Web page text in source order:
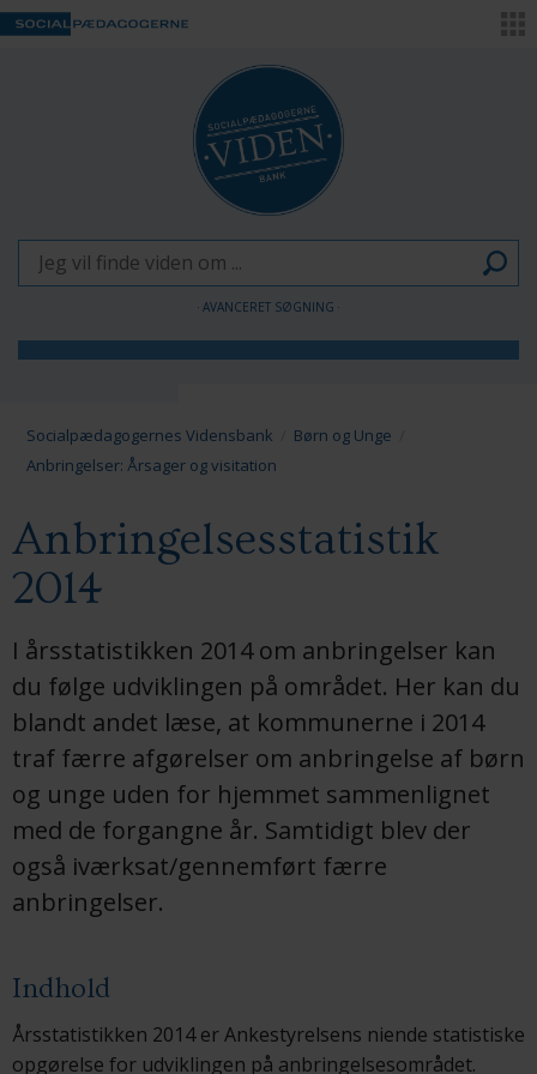
AVANCERET SØGNING
Voksne
Socialpædagogernes Vidensbank
Børn og Unge
Anbringelser: Årsager og visitation
Anbringelsesstatistik
2014
I årsstatistikken 2014 om anbringelser kan
du følge udviklingen på området. Her kan du
blandt andet læse, at kommunerne i 2014
traf færre afgørelser om anbringelse af børn
og unge uden for hjemmet sammenlignet
med de forgangne år. Samtidigt blev der
også iværksat/gennemført færre
anbringelser.
Indhold
Årsstatistikken 2014 er Ankestyrelsens niende statistiske
opgørelse for udviklingen på anbringelsesområdet.